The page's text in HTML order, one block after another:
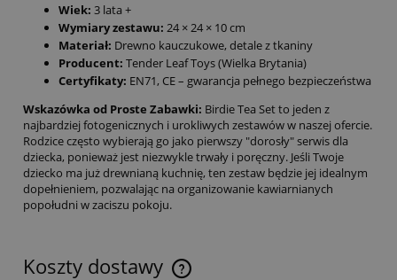
Wiek: 3 lata +
Wymiary zestawu: 24 × 24 × 10 cm
Materiał: Drewno kauczukowe, detale z tkaniny
Producent: Tender Leaf Toys (Wielka Brytania)
Certyfikaty: EN71, CE – gwarancja pełnego bezpieczeństwa
Wskazówka od Proste Zabawki: Birdie Tea Set to jeden z
najbardziej fotogenicznych i urokliwych zestawów w naszej ofercie.
Rodzice często wybierają go jako pierwszy "dorosły" serwis dla
dziecka, ponieważ jest niezwykle trwały i poręczny. Jeśli Twoje
dziecko ma już drewnianą kuchnię, ten zestaw będzie jej idealnym
dopełnieniem, pozwalając na organizowanie kawiarnianych
popołudni w zaciszu pokoju.
Koszty dostawy